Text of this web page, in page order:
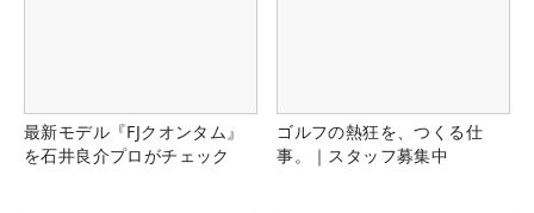
最新モデル『FJクオンタム』
を石井良介プロがチェック
ゴルフの熱狂を、つくる仕
事。｜スタッフ募集中